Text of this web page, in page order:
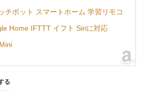
チボット スマートホーム 学習リモコ
Home IFTTT イフト Siriに対応
る